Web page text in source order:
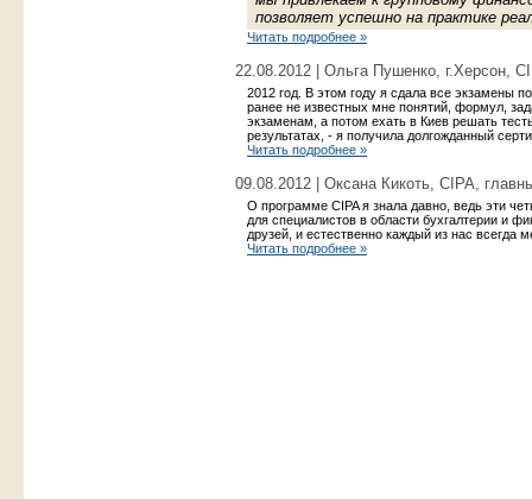
позволяет успешно на практике
Читать подробнее »
22.08.2012 | Ольга Пушенко, г.Херсон,
2012 год. В этом году я сдала все экзамены
ранее не известных мне понятий, формул,
экзаменам, а потом ехать в Киев решать
результатах, - я получила долгожданный
Читать подробнее »
09.08.2012 | Оксана Кикоть, CIPA,
О программе CIPA я знала давно, ведь эти
для специалистов в области бухгалтерии и
друзей, и естественно каждый из нас всегда
Читать подробнее »